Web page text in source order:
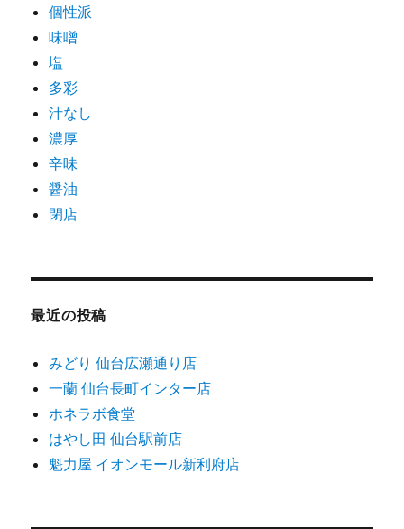
個性派
味噌
塩
多彩
汁なし
濃厚
辛味
醤油
閉店
最近の投稿
みどり 仙台広瀬通り店
一蘭 仙台長町インター店
ホネラボ食堂
はやし田 仙台駅前店
魁力屋 イオンモール新利府店